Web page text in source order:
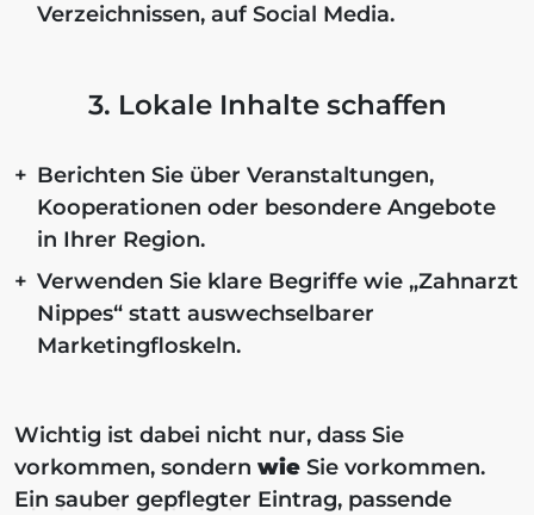
Verzeichnissen, auf Social Media.
3. Lokale Inhalte schaffen
Berichten Sie über Veranstaltungen,
Kooperationen oder besondere Angebote
in Ihrer Region.
Verwenden Sie klare Begriffe wie „Zahnarzt
Nippes“ statt auswechselbarer
Marketingfloskeln.
Wichtig ist dabei nicht nur, dass Sie
vorkommen, sondern wie Sie vorkommen.
Ein sauber gepflegter Eintrag, passende